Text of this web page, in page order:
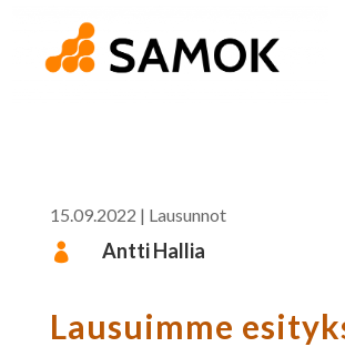
15.09.2022 | Lausunnot
 Antti Hallia
Lausuimme